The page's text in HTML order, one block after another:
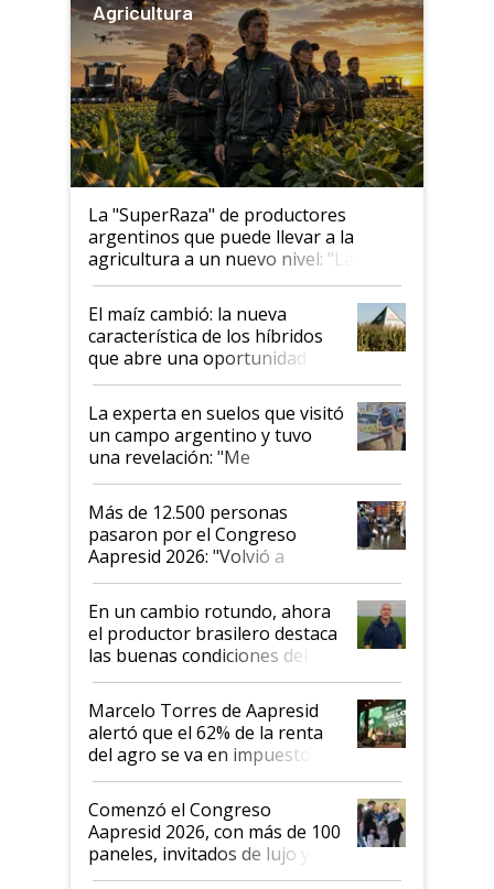
Agricultura
La "SuperRaza" de productores
argentinos que puede llevar a la
agricultura a un nuevo nivel: "Las
posibilidades de crecimiento son
infinitas"
El maíz cambió: la nueva
característica de los híbridos
que abre una oportunidad en
el lote
La experta en suelos que visitó
un campo argentino y tuvo
una revelación: "Me
impresionó mucho"
Más de 12.500 personas
pasaron por el Congreso
Aapresid 2026: "Volvió a
demostrar que hablar del
suelo es hablar de todo el
sistema productivo"
En un cambio rotundo, ahora
el productor brasilero destaca
las buenas condiciones del
agro argentino para invertir:
"Los veo más motivados"
Marcelo Torres de Aapresid
alertó que el 62% de la renta
del agro se va en impuestos:
"No es bueno que en
Argentina se sigan discutiendo
las mismas cosas de hace 50
años"
Comenzó el Congreso
Aapresid 2026, con más de 100
paneles, invitados de lujo y
todas las tendencias